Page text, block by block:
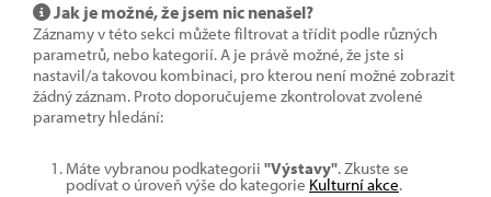
Jak je možné, že jsem nic nenašel?
Záznamy v této sekci můžete filtrovat a třídit podle různých
parametrů, nebo kategorií. A je právě možné, že jste si
nastavil/a takovou kombinaci, pro kterou není možné zobrazit
žádný záznam. Proto doporučujeme zkontrolovat zvolené
parametry hledání:
Máte vybranou podkategorii "Výstavy". Zkuste se
podívat o úroveň výše do kategorie Kulturní akce.